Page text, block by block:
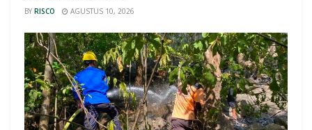
BY RISCO AGUSTUS 10, 2026